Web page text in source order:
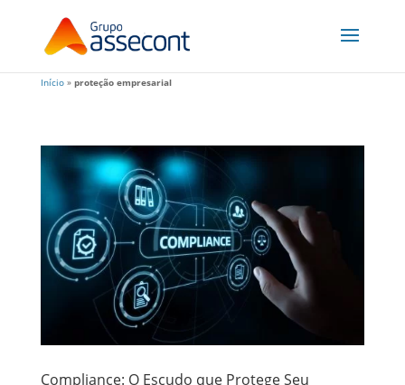
Início» proteção empresarial
Compliance: O Escudo que Protege Seu